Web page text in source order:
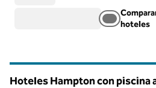
hoteles
Hoteles Hampton con piscina